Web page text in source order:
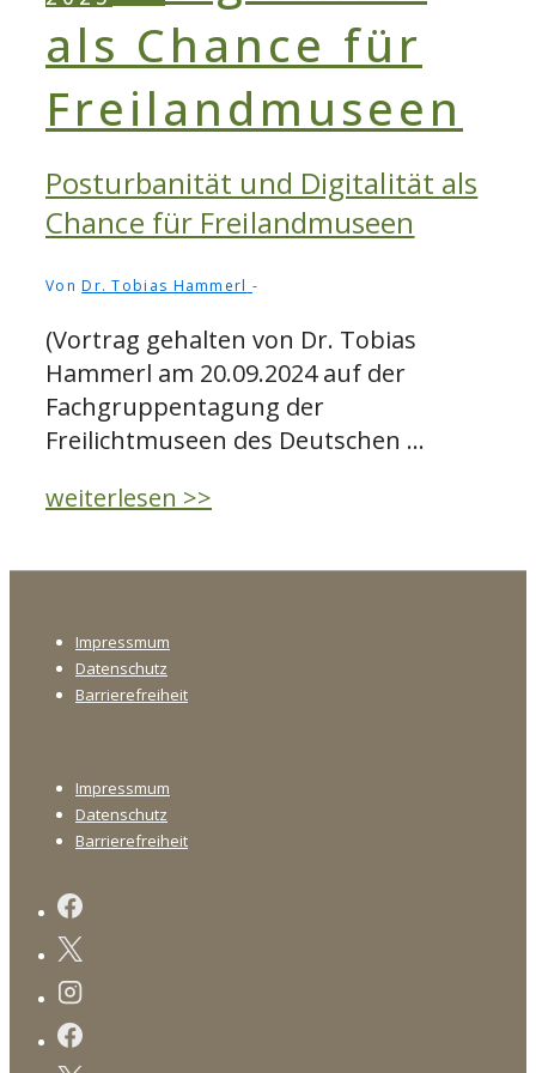
Posturbanität und Digitalität als
Chance für Freilandmuseen
VonDr. Tobias Hammerl
(Vortrag gehalten von Dr. Tobias
Hammerl am 20.09.2024 auf der
Fachgruppentagung der
Freilichtmuseen des Deutschen …
Posturbanität
Digitalität
Chance
für
Freilandmuseen
weiterlesen >>
MenüImpressmum
Datenschutz
Barrierefreiheit
MenüImpressmum
Datenschutz
Barrierefreiheit